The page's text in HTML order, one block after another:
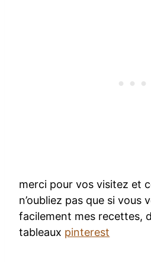
merci pour vos visitez et
n’oubliez pas que si vous
facilement mes recettes,
tableaux pinterest